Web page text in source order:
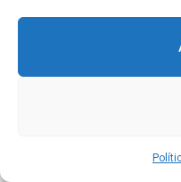
insatisfeito) a 10
demonstra forte
as ferramentas de